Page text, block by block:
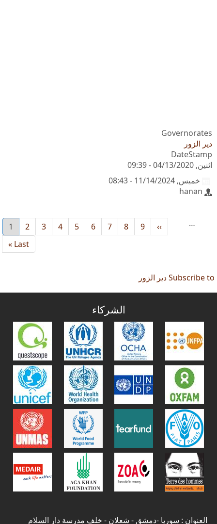
Governorates
دير الزور
DateStamp
اثنين, 04/13/2020 - 09:39
خميس, 11/14/2024 - 08:43
hanan
1
الصفحة
2
الصفحة
3
الصفحة
4
الصفحة
5
الصفحة
6
الصفحة
7
الصفحة
8
الصفحة
9 …
Next
page
››
Last
page
Last »
Subscribe to دير الزور
الشركاء
العنوان : سوريا -دمشق - شعلان - خلف مدرسة دار السلام